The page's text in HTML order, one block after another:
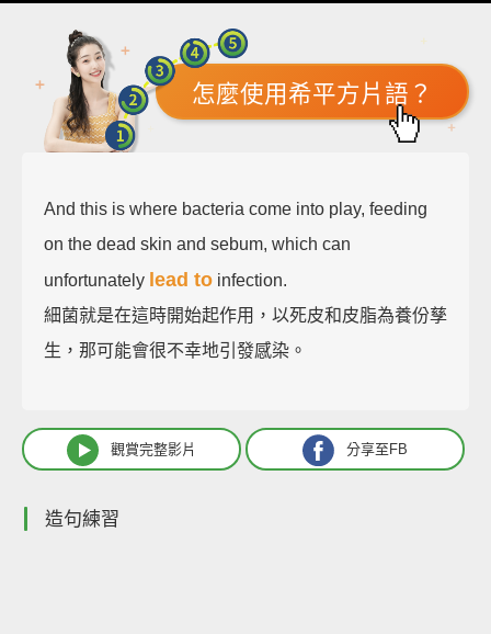
怎麼使用希平方片語？
And this is where bacteria come into play, feeding
on the dead skin and sebum, which can
unfortunately lead to infection.
細菌就是在這時開始起作用，以死皮和皮脂為養份孳
生，那可能會很不幸地引發感染。
觀賞完整影片 分享至FB
造句練習